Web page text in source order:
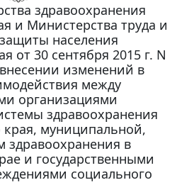
здравоохранения
и Министерства труда и
населения
от 30 сентября 2015 г. N
изменений в
между
организациями
здравоохранения
края, муниципальной,
здравоохранения в
и государственными
социального